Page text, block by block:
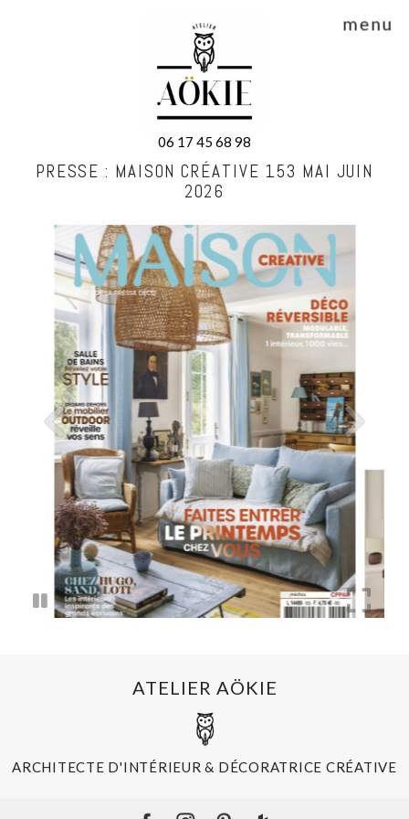
menu
06 17 45 68 98
PRESSE : MAISON CRÉATIVE 153 MAI JUIN
2026
ATELIER AÖKIE
ARCHITECTE D'INTÉRIEUR & DÉCORATRICE CRÉATIVE